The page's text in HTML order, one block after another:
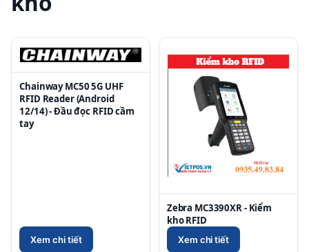
Chainway MC50 5G UHF
RFID Reader (Android
12/14) - Đầu đọc RFID cầm
tay
Xem chi tiết
Zebra MC3390XR - Kiểm
kho RFID
Xem chi tiết